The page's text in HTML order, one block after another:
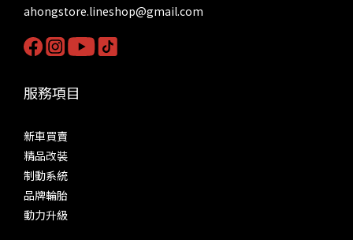
ahongstore.lineshop@gmail.com
服務項目
新車買賣
精品改裝
制動系統
品牌輪胎
動力升級